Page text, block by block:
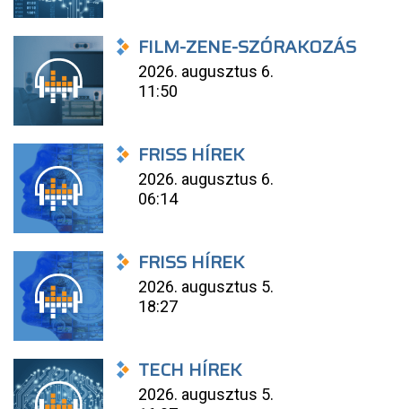
FILM-ZENE-SZÓRAKOZÁS
2026. augusztus 6.
11:50
FRISS HÍREK
2026. augusztus 6.
06:14
FRISS HÍREK
2026. augusztus 5.
18:27
TECH HÍREK
2026. augusztus 5.